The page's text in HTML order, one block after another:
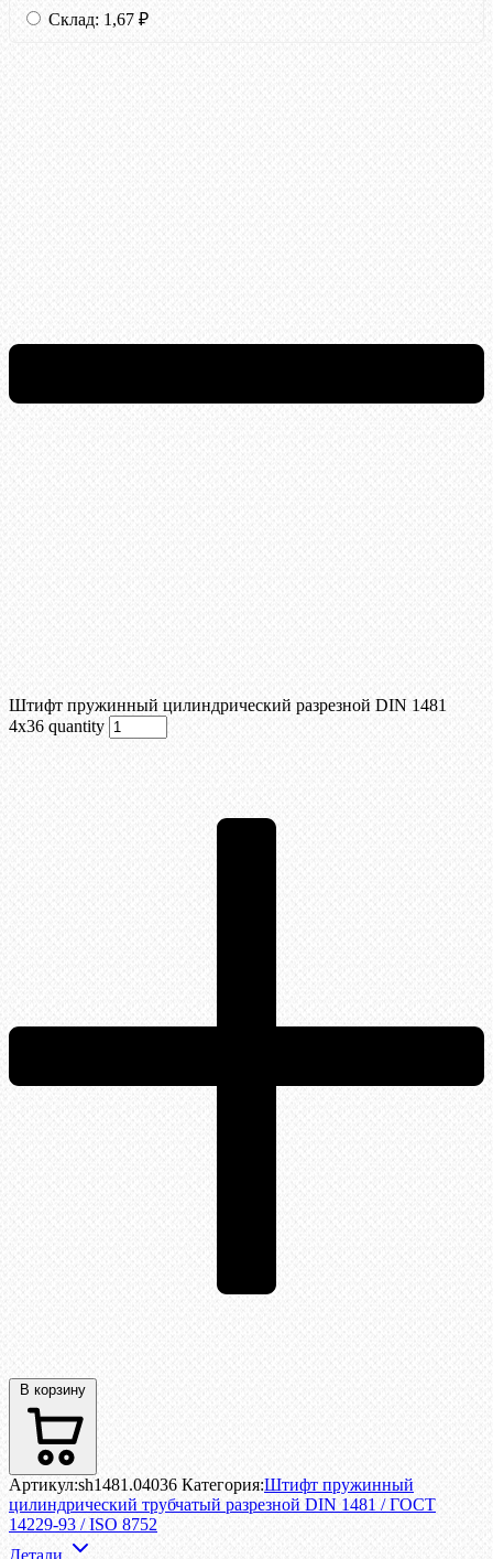
Склад: 1,67 ₽
Штифт пружинный цилиндрический разрезной DIN 1481
4х36 quantity
В корзину
Артикул:sh1481.04036 Категория:Штифт пружинный
цилиндрический трубчатый разрезной DIN 1481 / ГОСТ
14229-93 / ISO 8752